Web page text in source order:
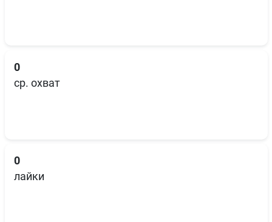
0
ср. охват
0
лайки